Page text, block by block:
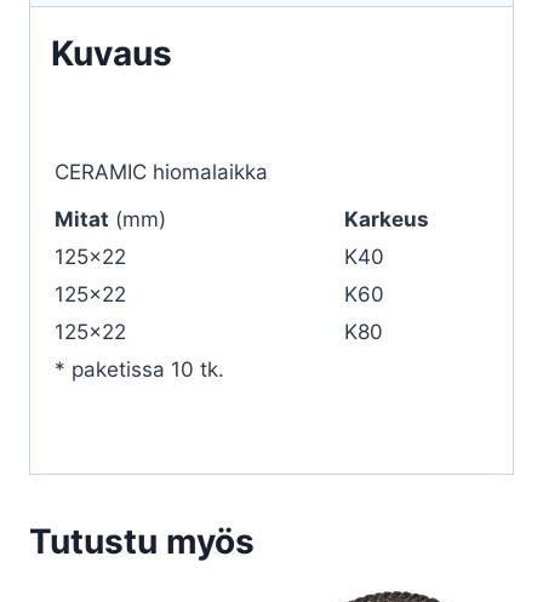
Kuvaus
CERAMIC hiomalaikka
Mitat (mm)
Karkeus
125×22
K40
125×22
K60
125×22
K80
* paketissa 10 tk.
Tutustu myös